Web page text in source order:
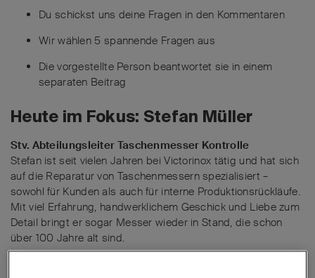
Du schickst uns deine Fragen in den Kommentaren
Wir wählen 5 spannende Fragen aus
Die vorgestellte Person beantwortet sie in einem
separaten Beitrag
Heute im Fokus: Stefan Müller
Stv. Abteilungsleiter Taschenmesser Kontrolle
Stefan ist seit vielen Jahren bei Victorinox tätig und hat sich
auf die Reparatur von Taschenmessern spezialisiert –
sowohl für Kunden als auch für interne Produktionsrückläufe.
Mit viel Erfahrung, handwerklichem Geschick und Liebe zum
Detail bringt er sogar Messer wieder in Stand, die schon
über 100 Jahre alt sind.